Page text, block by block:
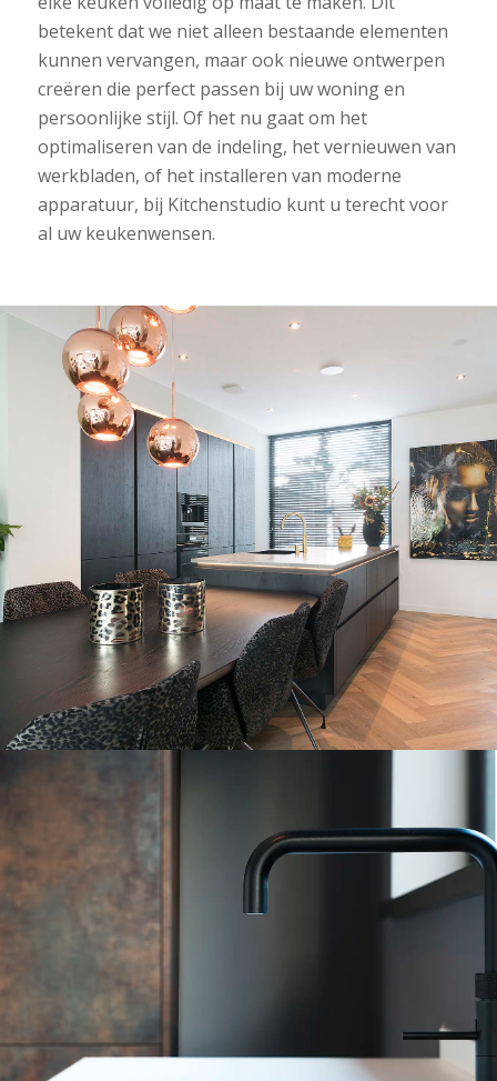
betekent dat we niet alleen bestaande elementen
kunnen vervangen, maar ook nieuwe ontwerpen
creëren die perfect passen bij uw woning en
persoonlijke stijl. Of het nu gaat om het
optimaliseren van de indeling, het vernieuwen van
werkbladen, of het installeren van moderne
apparatuur, bij Kitchenstudio kunt u terecht voor
al uw keukenwensen.